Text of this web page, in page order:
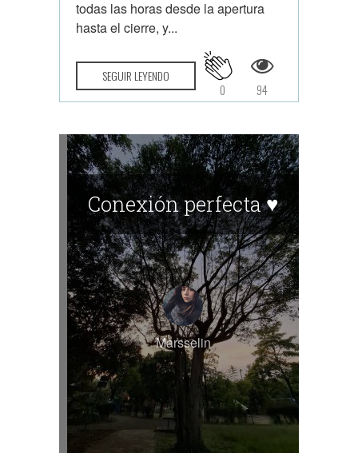
todas las horas desde la apertura
hasta el cierre, y...
SEGUIR LEYENDO
94
0
Conexión perfecta ♥︎
Marsselin